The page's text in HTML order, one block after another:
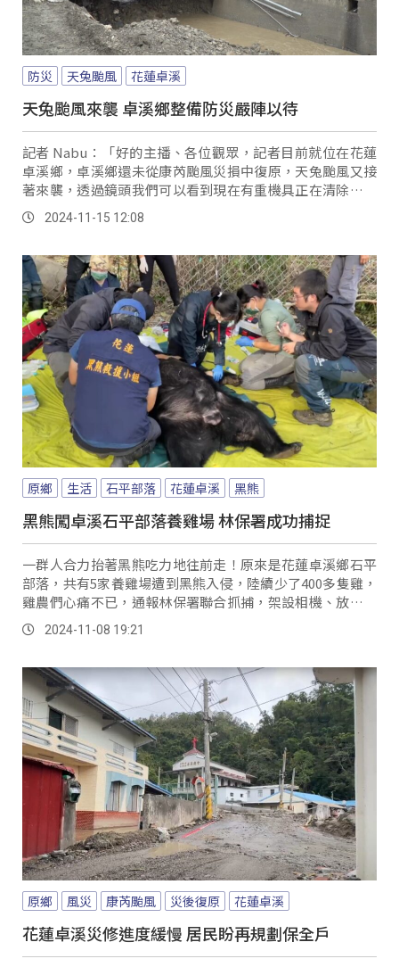
防災 天兔颱風 花蓮卓溪
天兔颱風來襲 卓溪鄉整備防災嚴陣以待
記者 Nabu：「好的主播、各位觀眾，記者目前就位在花蓮
卓溪鄉，卓溪鄉還未從康芮颱風災損中復原，天兔颱風又接
著來襲，透過鏡頭我們可以看到現在有重機具正在清除排水
溝的土石作業，我們可以看到排水溝還是堆滿了土石，這都
是上次康芮颱風造成的影響，可以想見如果天兔颱風來襲，
易自來水系統受損，目前仍是停水的狀況，實際狀況我們也
訪問了當地族人了解一下現場狀況。
2024-11-15 12:08
原鄉 生活 石平部落 花蓮卓溪 黑熊
黑熊闖卓溪石平部落養雞場 林保署成功捕捉
一群人合力抬著黑熊吃力地往前走！原來是花蓮卓溪鄉石平
部落，共有5家養雞場遭到黑熊入侵，陸續少了400多隻雞，
雞農們心痛不已，通報林保署聯合抓捕，架設相機、放置安
全套索，7日抓到一隻重達125公斤的黑熊。
2024-11-08 19:21
原鄉 風災 康芮颱風 災後復原 花蓮卓溪
花蓮卓溪災修進度緩慢 居民盼再規劃保全戶